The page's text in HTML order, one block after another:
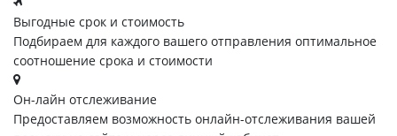
Выгодные срок и стоимость
Подбираем для каждого вашего отправления оптимальное
соотношение срока и стоимости
Он-лайн отслеживание
Предоставляем возможность онлайн-отслеживания вашей